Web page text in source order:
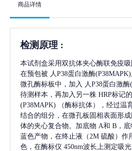
商品详情
检测原理 :
本试剂盒采用双抗体夹心酶联免疫吸
在预包被 人P38蛋白激酶(P38MAPK)
微孔酶标板中，加入 人P38蛋白激
待测样本，再加入另一株 HRP标记
(P38MAPK)
（酶标抗体），经过温
结合的组分，在微孔板固相表面形
体的夹心复合物。加底物 A和 B，
蓝色产物，在终止液（2M 硫酸）作
色，在酶标仪 450nm波长上测定吸